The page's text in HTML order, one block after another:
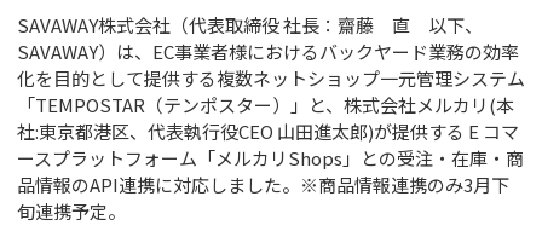
SAVAWAY株式会社（代表取締役 社長：齋藤 直 以下、
SAVAWAY）は、EC事業者様におけるバックヤード業務の効率
化を目的として提供する複数ネットショップ一元管理システム
「TEMPOSTAR（テンポスター）」と、株式会社メルカリ(本
社:東京都港区、代表執行役CEO 山田進太郎)が提供する E コマ
ースプラットフォーム「メルカリShops」との受注・在庫・商
品情報のAPI連携に対応しました。※商品情報連携のみ3月下
旬連携予定。